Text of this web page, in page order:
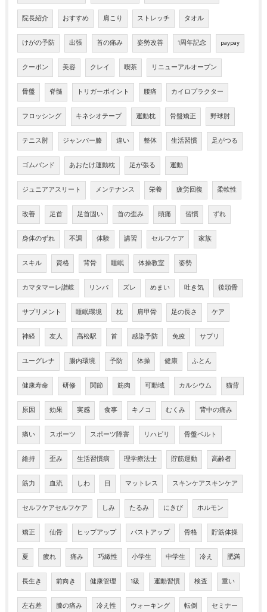
院長紹介 おすすめ 肩こり ストレッチ タオル
けがの予防 出張 首の痛み 姿勢改善 1周年記念 paypay
クーポン 美容 クレイ 喫茶 リニューアルオープン
骨盤 脊髄 トリガーポイント 腰痛 カイロプラクター
フロッシング キネシオテープ 運動枕 骨盤矯正 野球肘
テニス肘 ジャンパー膝 違い 整体 生活習慣 足がつる
ゴムバンド あおたけ運動枕 足が張る 運動
ジュニアアスリート メンテナンス 栄養 疲労回復 柔軟性
改善 足首 足首固い 首の歪み 頭痛 習慣 ずれ
身体のずれ 不調 体験 講習 セルフケア 家族
スキル 資格 背骨 睡眠 体操教室 姿勢
カマタマーレ讃岐 リンパ ズレ めまい 吐き気 後頭骨
サプリメント 睡眠環境 枕 肩甲骨 足の長さ ケア
神経 友人 高松駅 首 感染予防 免疫 サプリ
ユーグレナ 腸内環境 予防 体操 健康 ふとん
健康寿命 研修 関節 筋肉 可動域 カルシウム 猫背
原因 効果 実感 食事 キノコ むくみ 背中の痛み
痛い スポーツ スポーツ障害 リハビリ 骨盤ベルト
維持 歪み 生活習慣病 理学療法士 貯筋運動 高齢者
筋力 血流 しわ 目 マットレス スキンケアスキンケア
セルフケアセルフケア しみ たるみ にきび ホルモン
矯正 仙骨 ヒップアップ バストアップ 骨格 貯筋体操
夏 疲れ 痛み 巧緻性 小学生 中学生 冷え 肥満
長生き 前向き 健康管理 1級 運動習慣 検査 重い
左右差 膝の痛み 冷え性 ウォーキング 転倒 セミナー